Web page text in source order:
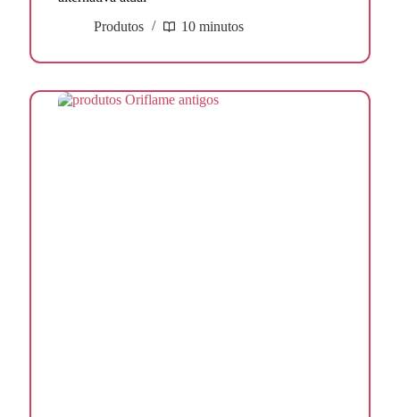
Produtos
10 minutos